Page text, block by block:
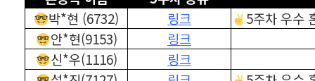
박*현 (6732) 링크
5주차 우수
안*현(9153)
링크
신*우(1116)
링크